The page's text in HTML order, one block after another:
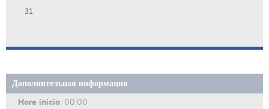
31
Дополнительная информация
Hora inicio: 00:00